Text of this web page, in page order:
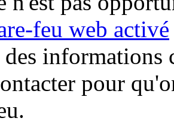
feu web activé
informations
pour